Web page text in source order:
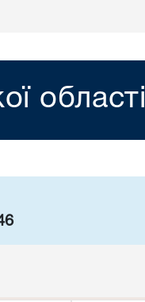
області